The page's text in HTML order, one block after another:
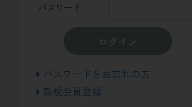
パスワード
パスワードをお忘れの方
新規会員登録